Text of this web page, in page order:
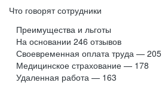
Что говорят сотрудники
Преимущества и льготы
На основании 246 отзывов
Своевременная оплата труда — 205
Медицинское страхование — 178
Удаленная работа — 163